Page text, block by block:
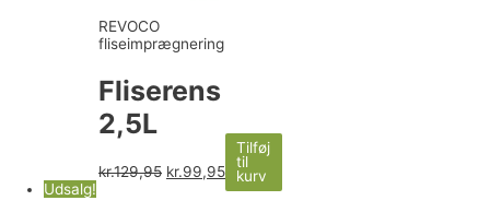
REVOCO
fliseimprægnering
Fliserens
2,5L
kr.129,95 kr.99,95
Tilføj
til
kurv
Udsalg!